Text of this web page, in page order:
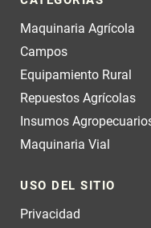
Maquinaria Agrícola
Campos
Equipamiento Rural
Repuestos Agrícolas
Insumos
Maquinaria Vial
USO DEL SITIO
Privacidad